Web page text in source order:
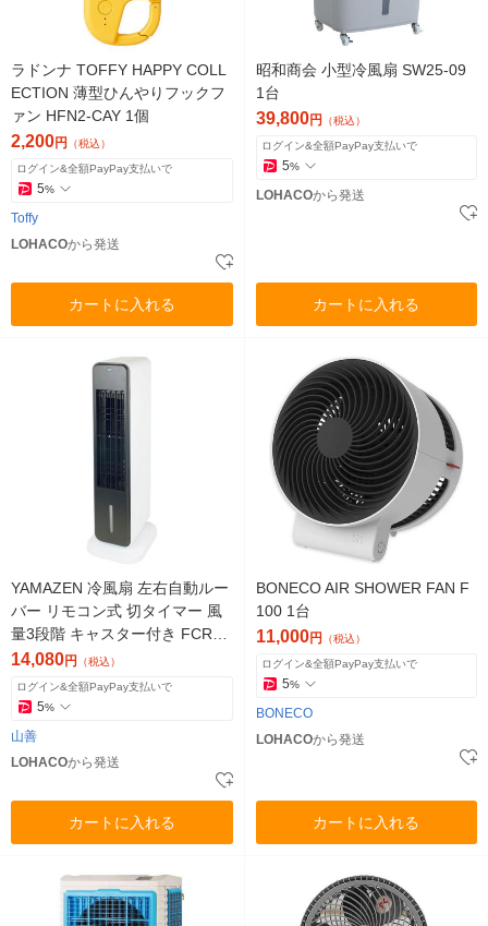
ラドンナ TOFFY HAPPY COLL
ECTION 薄型ひんやりフックフ
ァン HFN2-CAY 1個
2,200円 （税込）
ログイン&全額PayPay支払いで
5%
Toffy
LOHACOから発送
カートに入れる
昭和商会 小型冷風扇 SW25-09
1台
39,800円 （税込）
ログイン&全額PayPay支払いで
5%
LOHACOから発送
カートに入れる
YAMAZEN 冷風扇 左右自動ルー
バー リモコン式 切タイマー 風
量3段階 キャスター付き FCR-J
403(WH) 1台
14,080円 （税込）
ログイン&全額PayPay支払いで
5%
山善
LOHACOから発送
カートに入れる
BONECO AIR SHOWER FAN F
100 1台
11,000円 （税込）
ログイン&全額PayPay支払いで
5%
BONECO
LOHACOから発送
カートに入れる